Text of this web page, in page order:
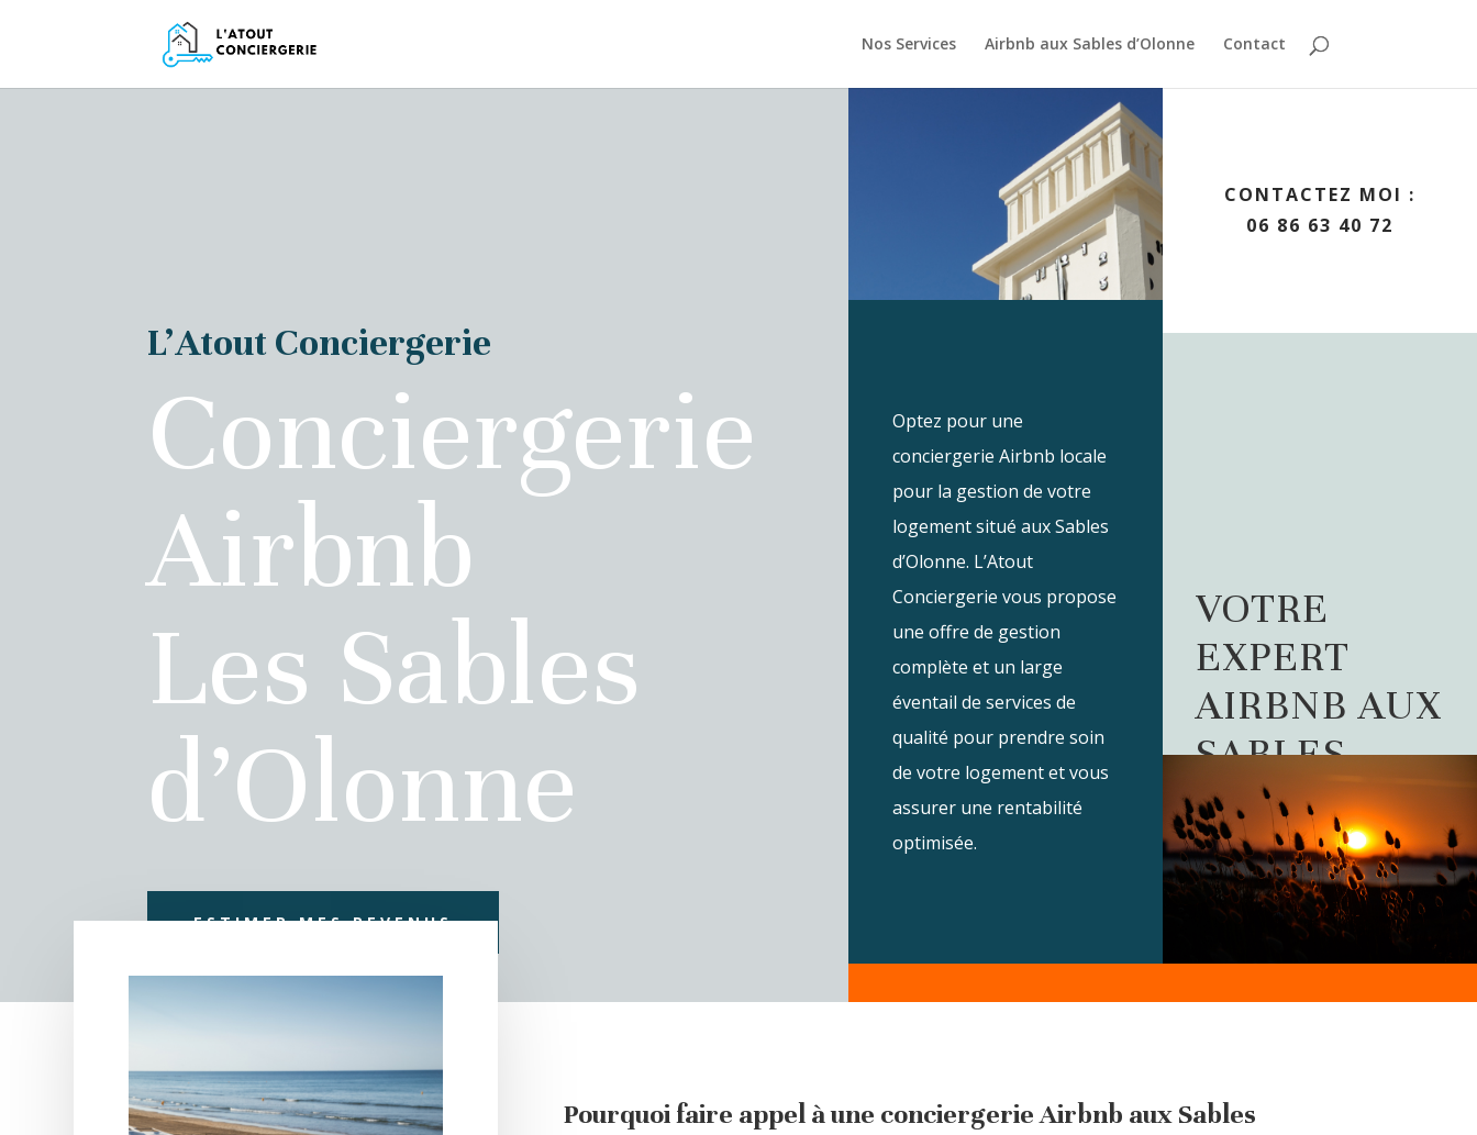
Nos Services Airbnb aux Sables d’Olonne Contact
L’Atout Conciergerie
Conciergerie
Airbnb
Les Sables
d’Olonne
ESTIMER MES REVENUS
Optez pour une
conciergerie Airbnb locale
pour la gestion de votre
logement situé aux Sables
d’Olonne. L’Atout
Conciergerie vous propose
une offre de gestion
complète et un large
éventail de services de
qualité pour prendre soin
de votre logement et vous
assurer une rentabilité
optimisée.
CONTACTEZ MOI :
06 86 63 40 72
VOTRE
EXPERT
AIRBNB AUX
SABLES
Pourquoi faire appel à une conciergerie Airbnb aux Sables